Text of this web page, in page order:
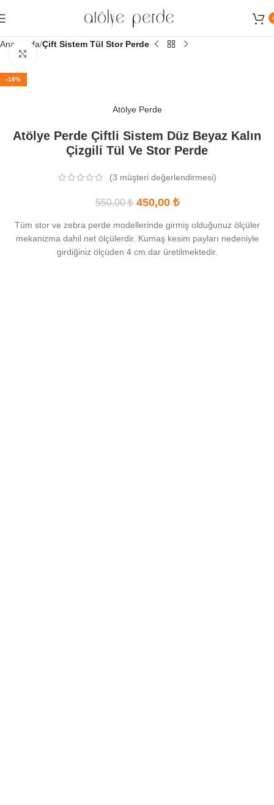
Ana Sayfa Çift Sistem Tül Stor Perde
-18%
Atölye Perde
Atölye Perde Çiftli Sistem Düz Beyaz Kalın
Çizgili Tül Ve Stor Perde
(3 müşteri değerlendirmesi)
550,00₺ 450,00 ₺
Tüm stor ve zebra perde modellerinde girmiş olduğunuz ölçüler
mekanizma dahil net ölçülerdir. Kumaş kesim payları nedeniyle
girdiğiniz ölçüden 4 cm dar üretilmektedir.